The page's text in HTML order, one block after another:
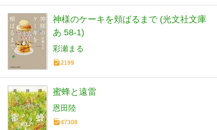
神様のケーキを頬ばるまで (光文社文庫
あ 58-1)
彩瀬まる
2199
蜜蜂と遠雷
恩田陸
47308